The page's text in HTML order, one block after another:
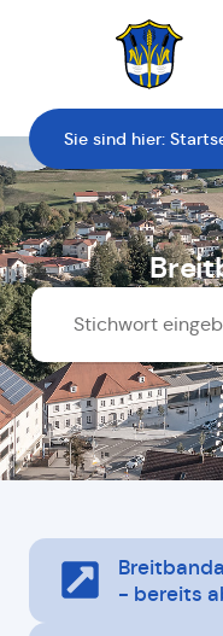
Zur Startseite
Sie sind hier:
- bereits